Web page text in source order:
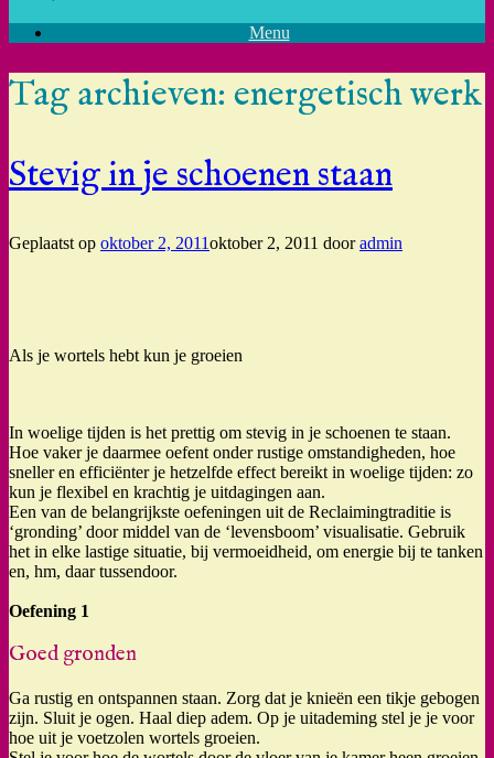
Menu
Tag archieven:energetisch werk
Stevig in je schoenen staan
Geplaatst op oktober 2, 2011oktober 2, 2011 dooradmin
Als je wortels hebt kun je groeien
In woelige tijden is het prettig om stevig in je schoenen te staan.
Hoe vaker je daarmee oefent onder rustige omstandigheden, hoe
sneller en efficiënter je hetzelfde effect bereikt in woelige tijden: zo
kun je flexibel en krachtig je uitdagingen aan.
Een van de belangrijkste oefeningen uit de Reclaimingtraditie is
‘gronding’ door middel van de ‘levensboom’ visualisatie. Gebruik
het in elke lastige situatie, bij vermoeidheid, om energie bij te tanken
en, hm, daar tussendoor.
Oefening 1
Goed gronden
Ga rustig en ontspannen staan. Zorg dat je knieën een tikje gebogen
zijn. Sluit je ogen. Haal diep adem. Op je uitademing stel je je voor
hoe uit je voetzolen wortels groeien.